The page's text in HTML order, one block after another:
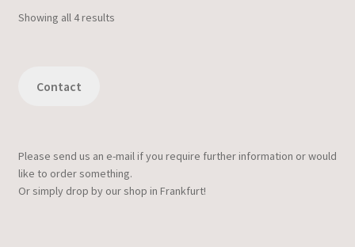
Showing all 4 results
Contact
Please send us an e-mail if you require further information or would
like to order something.
Or simply drop by our shop in Frankfurt!